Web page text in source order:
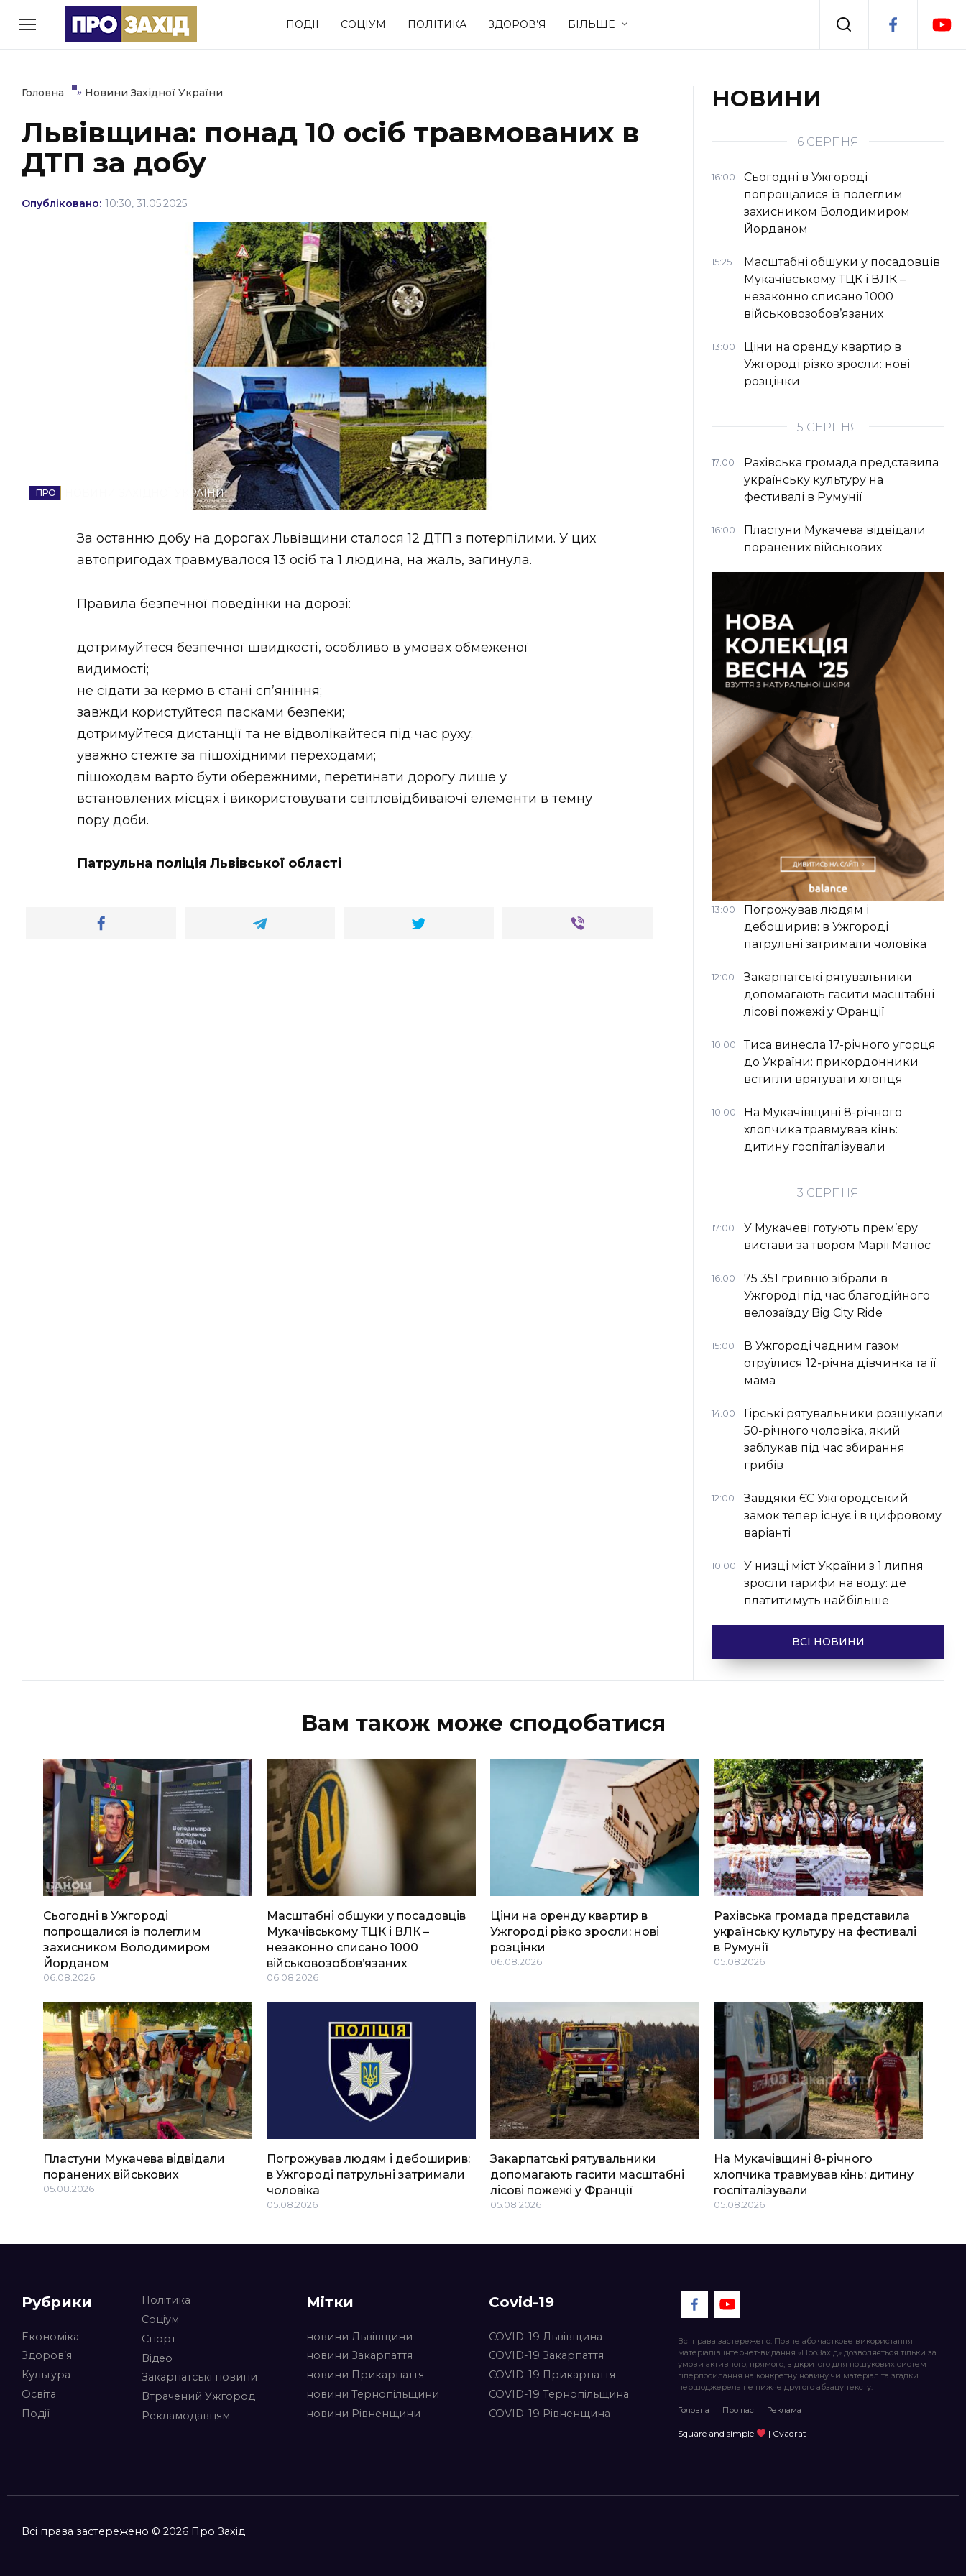
ПОДІЇ СОЦІУМ ПОЛІТИКА ЗДОРОВ’Я БІЛЬШЕ
РУБРИКИ
Економіка Здоров’я Події
Політика Соціум Спорт Стиль життя
Втрачений Ужгород
(відеоверсія)
ЗАКАРПАТСЬКІ НОВИНИ
НОВИНИ ЗАХІДНОЇ УКРАЇНИ
ВІДЕО
Головна » Новини Західної України
Львівщина: понад 10 осіб травмованих в
ДТП за добу
Опубліковано: 10:30, 31.05.2025
НОВИНИ ЗАХІДНОЇ УКРАЇНИ
За останню добу на дорогах Львівщини сталося 12 ДТП з потерпілими. У цих
автопригодах травмувалося 13 осіб та 1 людина, на жаль, загинула.
Правила безпечної поведінки на дорозі:
дотримуйтеся безпечної швидкості, особливо в умовах обмеженої
видимості;
не сідати за кермо в стані сп’яніння;
завжди користуйтеся пасками безпеки;
дотримуйтеся дистанції та не відволікайтеся під час руху;
уважно стежте за пішохідними переходами;
пішоходам варто бути обережними, перетинати дорогу лише у
встановлених місцях і використовувати світловідбиваючі елементи в темну
пору доби.
Патрульна поліція Львівської області
НОВИНИ
6 СЕРПНЯ
16:00
Сьогодні в Ужгороді
попрощалися із полеглим
захисником Володимиром
Йорданом
15:25
Масштабні обшуки у посадовців
Мукачівському ТЦК і ВЛК –
незаконно списано 1000
військовозобов’язаних
13:00
Ціни на оренду квартир в
Ужгороді різко зросли: нові
розцінки
5 СЕРПНЯ
17:00
Рахівська громада представила
українську культуру на
фестивалі в Румунії
16:00
Пластуни Мукачева відвідали
поранених військових
13:00
Погрожував людям і
дебоширив: в Ужгороді
патрульні затримали чоловіка
12:00
Закарпатські рятувальники
допомагають гасити масштабні
лісові пожежі у Франції
10:00
Тиса винесла 17-річного угорця
до України: прикордонники
встигли врятувати хлопця
10:00
На Мукачівщині 8-річного
хлопчика травмував кінь:
дитину госпіталізували
3 СЕРПНЯ
17:00
У Мукачеві готують прем’єру
вистави за твором Марії Матіос
16:00
75 351 гривню зібрали в
Ужгороді під час благодійного
велозаїзду Big Сity Ride
15:00
В Ужгороді чадним газом
отруїлися 12-річна дівчинка та її
мама
14:00
Гірські рятувальники розшукали
50-річного чоловіка, який
заблукав під час збирання
грибів
12:00
Завдяки ЄС Ужгородський
замок тепер існує і в цифровому
варіанті
10:00
У низці міст України з 1 липня
зросли тарифи на воду: де
платитимуть найбільше
ВСІ НОВИНИ
Вам також може сподобатися
Сьогодні в Ужгороді
попрощалися із полеглим
захисником Володимиром
Йорданом
06.08.2026
Масштабні обшуки у посадовців
Мукачівському ТЦК і ВЛК –
незаконно списано 1000
військовозобов’язаних
06.08.2026
Ціни на оренду квартир в
Ужгороді різко зросли: нові
розцінки
06.08.2026
Рахівська громада представила
українську культуру на фестивалі
в Румунії
05.08.2026
Пластуни Мукачева відвідали
поранених військових
05.08.2026
Погрожував людям і дебоширив:
в Ужгороді патрульні затримали
чоловіка
05.08.2026
Закарпатські рятувальники
допомагають гасити масштабні
лісові пожежі у Франції
05.08.2026
На Мукачівщині 8-річного
хлопчика травмував кінь: дитину
госпіталізували
05.08.2026
Рубрики
Економіка
Здоров’я
Культура
Освіта
Події
Політика
Соціум
Спорт
Відео
Закарпатські новини
Втрачений Ужгород
Рекламодавцям
Мітки
новини Львівщини
новини Закарпаття
новини Прикарпаття
новини Тернопільщини
новини Рівненщини
Covid-19
COVID-19 Львівщина
COVID-19 Закарпаття
COVID-19 Прикарпаття
COVID-19 Тернопільщина
COVID-19 Рівненщина
Всі права застережено. Повне або часткове використання
матеріалів інтернет-видання «ПроЗахід» дозволяється тільки за
умови активного, прямого, відкритого для пошукових систем
гіперпосилання на конкретну новину чи матеріал та згадки
першоджерела не нижче другого абзацу тексту.
Головна Про нас Реклама
Square and simple | Cvadrat
Всі права застережено © 2026 Про Захід